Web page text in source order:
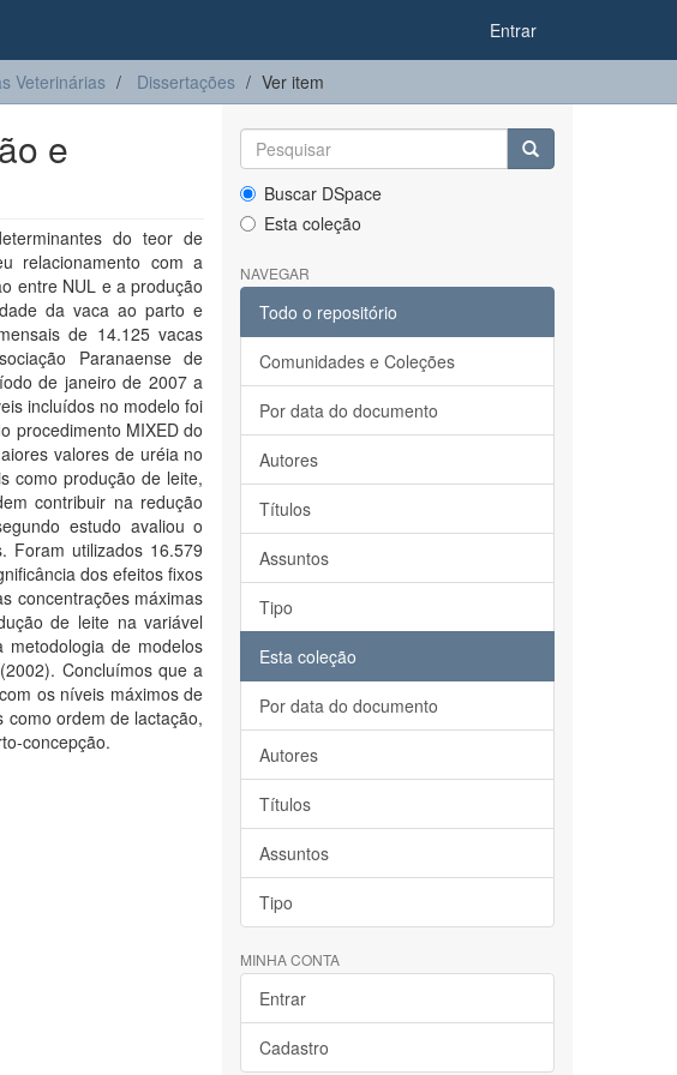
Entrar
Veterinárias Dissertações Ver item
e
do teor de
relacionamento com a
entre NUL e a produção
da vaca ao parto e
de 14.125 vacas
Paranaense de
de janeiro de 2007 a
incluídos no modelo foi
procedimento MIXED do
valores de uréia no
como produção de leite,
contribuir na redução
estudo avaliou o
Foram utilizados 16.579
dos efeitos fixos
concentrações máximas
de leite na variável
metodologia de modelos
Concluímos que a
os níveis máximos de
ordem de lactação,
concepção.
Buscar DSpace
Esta coleção
NAVEGAR
Todo o repositório
Comunidades e Coleções
Por data do documento
Autores
Títulos
Assuntos
Tipo
Esta coleção
Por data do documento
Autores
Títulos
Assuntos
Tipo
MINHA CONTA
Entrar
Cadastro